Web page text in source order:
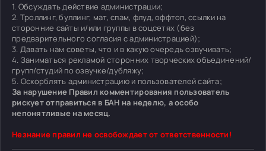
1. Обсуждать действие администрации;
2. Троллинг, буллинг, мат, спам, флуд, оффтоп, ссылки на
сторонние сайты и/или группы в соцсетях (без
предварительного согласия с администрацией);
3. Давать нам советы, что и в какую очередь озвучивать;
4. Заниматься рекламой сторонних творческих объединений/
групп/студий по озвучке/дубляжу;
5. Оскорблять администрацию и пользователей сайта;
За нарушение Правил комментирования пользователь
рискует отправиться в БАН на неделю, а особо
непонятливые на месяц.
Незнание правил не освобождает от ответственности!